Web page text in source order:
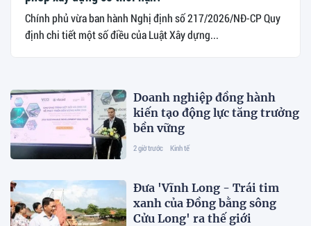
Chính phủ vừa ban hành Nghị định số 217/2026/NĐ-CP Quy
định chi tiết một số điều của Luật Xây dựng...
Doanh nghiệp đồng hành
kiến tạo động lực tăng trưởng
bền vững
2 giờ trước Kinh tế
Đưa 'Vĩnh Long - Trái tim
xanh của Đồng bằng sông
Cửu Long' ra thế giới